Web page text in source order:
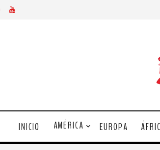
INICIO AMÉRICA EUROPA